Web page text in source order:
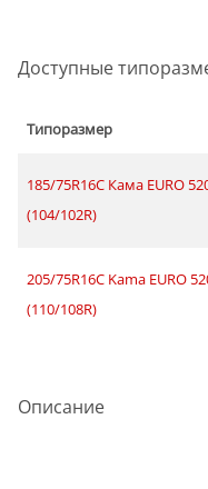
Доступные
Типоразмер
185/75R16C Кама EURO
(104/102R)
205/75R16C Kama EURO
(110/108R)
Описание